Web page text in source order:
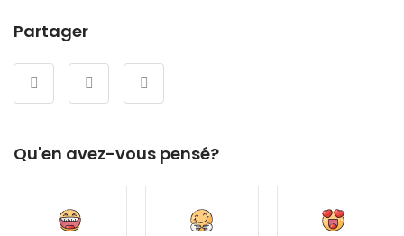
Partager
Qu'en avez-vous pensé?